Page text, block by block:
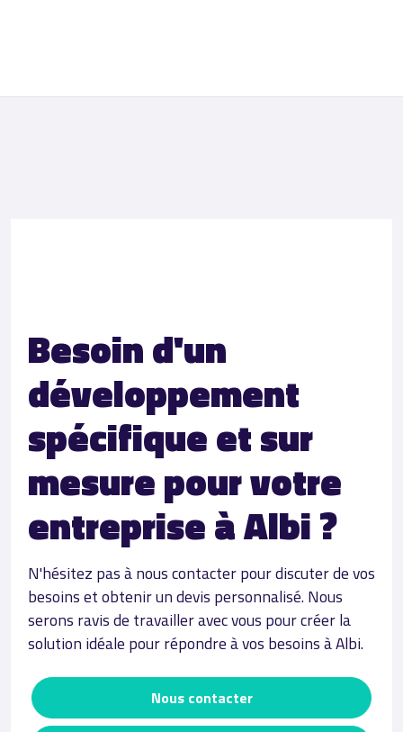
Besoin d'un
développement
spécifique et sur
mesure pour votre
entreprise à Albi ?
N'hésitez pas à nous contacter pour discuter de vos
besoins et obtenir un devis personnalisé. Nous
serons ravis de travailler avec vous pour créer la
solution idéale pour répondre à vos besoins à Albi.
Nous contacter